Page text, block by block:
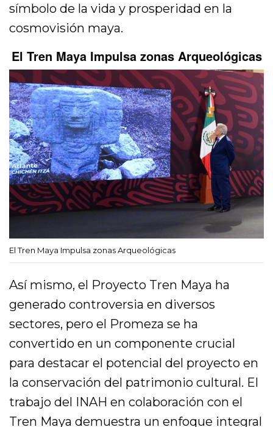
símbolo de la vida y prosperidad en la
cosmovisión maya.
El Tren Maya Impulsa zonas Arqueológicas
El Tren Maya Impulsa zonas Arqueológicas
Así mismo, el Proyecto Tren Maya ha
generado controversia en diversos
sectores, pero el Promeza se ha
convertido en un componente crucial
para destacar el potencial del proyecto en
la conservación del patrimonio cultural. El
trabajo del INAH en colaboración con el
Tren Maya demuestra un enfoque integral